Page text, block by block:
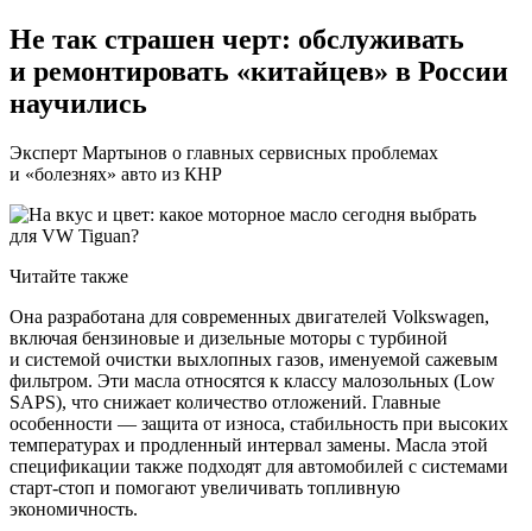
Не так страшен черт: обслуживать
и ремонтировать «китайцев» в России
научились
Эксперт Мартынов о главных сервисных проблемах
и «болезнях» авто из КНР
Читайте также
Она разработана для современных двигателей Volkswagen,
включая бензиновые и дизельные моторы с турбиной
и системой очистки выхлопных газов, именуемой сажевым
фильтром. Эти масла относятся к классу малозольных (Low
SAPS), что снижает количество отложений. Главные
особенности — защита от износа, стабильность при высоких
температурах и продленный интервал замены. Масла этой
спецификации также подходят для автомобилей с системами
старт-стоп и помогают увеличивать топливную
экономичность.